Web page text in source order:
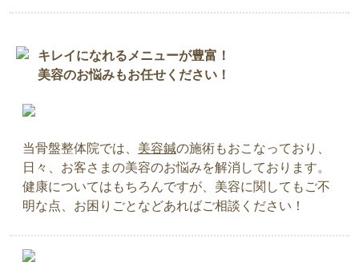
キレイになれるメニューが豊富！
美容のお悩みもお任せください！
当骨盤整体院では、 美容鍼の施術もおこなっており、
日々、お客さまの美容のお悩みを解消しております。
健康についてはもちろんですが、美容に関してもご不
明な点、お困りごとなどあればご相談ください！